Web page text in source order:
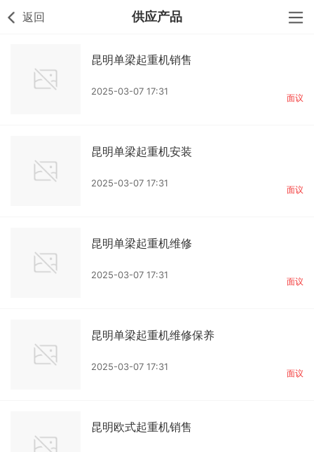
返回 供应产品
昆明单梁起重机销售
面议
2025-03-07 17:31
昆明单梁起重机安装
面议
2025-03-07 17:31
昆明单梁起重机维修
面议
2025-03-07 17:31
昆明单梁起重机维修保养
面议
2025-03-07 17:31
昆明欧式起重机销售